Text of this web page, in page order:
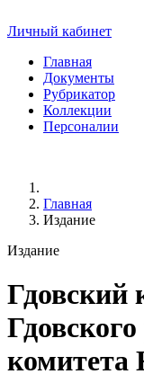
Личный кабинет
Главная
Документы
Рубрикатор
Коллекции
Персоналии
Главная
Издание
Издание
Гдовский
комитета